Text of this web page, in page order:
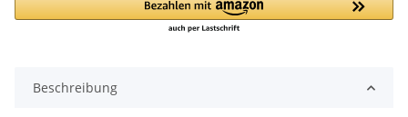
Beschreibung